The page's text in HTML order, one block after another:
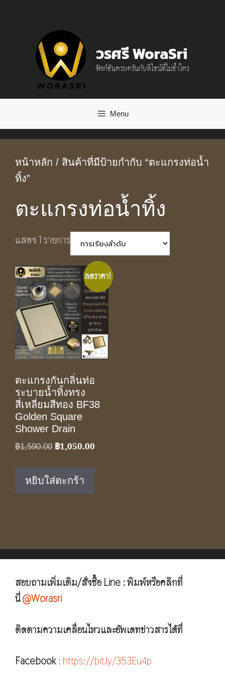
วรศรี WoraSri
ฟังก์ชันครบครันกับดีไซน์ที่ไม่ซ้ำใคร
Menu
หน้าหลัก / สินค้าที่มีป้ายกำกับ “ตะแกรงท่อน้ำ
ทิ้ง”
ตะแกรงท่อน้ำทิ้ง
แสดง 1 รายการ
ลดราคา!
ตะแกรงกันกลิ่นท่อ
ระบายน้ำทิ้งทรง
สี่เหลี่ยมสีทอง BF38
Golden Square
Shower Drain
฿1,590.00 Original
฿1,590.00.
฿1,050.00
หยิบใส่ตะกร้า
สอบถามเพิ่มเติม/สั่งซื้อ Line : พิมพ์หรือคลิกที่
นี่@Worasri
ติดตามความเคลื่อนไหวและอัพเดทข่าวสารได้ที่
Facebook : https://bit.ly/353Eu4p